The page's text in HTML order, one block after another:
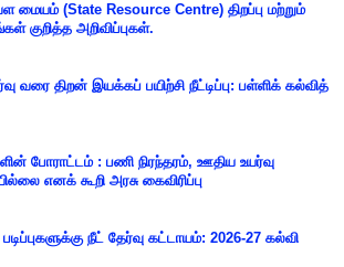
மையம் (State Resource Centre) திறப்பு மற்றும்
குறித்த அறிவிப்புகள்.
வரை திறன் இயக்கப் பயிற்சி நீட்டிப்பு: பள்ளிக் கல்வித்
போராட்டம் : பணி நிரந்தரம், ஊதிய உயர்வு
எனக் கூறி அரசு கைவிரிப்பு
நீட் தேர்வு கட்டாயம்: 2026-27 கல்வி